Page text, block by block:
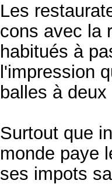
Les
cons avec la
habitués à
l'impression
balles à
Surtout que
monde paye
ses impots